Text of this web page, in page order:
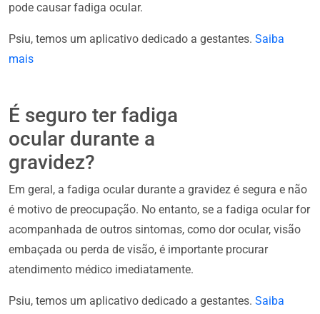
pode causar fadiga ocular.
Psiu, temos um aplicativo dedicado a gestantes. Saiba
mais
É seguro ter fadiga
ocular durante a
gravidez?
Em geral, a fadiga ocular durante a gravidez é segura e não
é motivo de preocupação. No entanto, se a fadiga ocular for
acompanhada de outros sintomas, como dor ocular, visão
embaçada ou perda de visão, é importante procurar
atendimento médico imediatamente.
Psiu, temos um aplicativo dedicado a gestantes. Saiba